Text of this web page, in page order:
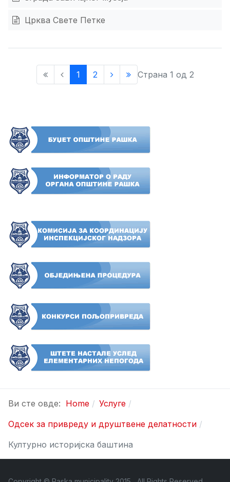
Црква Свете Петке
1 2 Страна 1 од 2
Ви сте овде: Home
Услуге
Одсек за привреду и друштвене делатности
Културно историјска баштина